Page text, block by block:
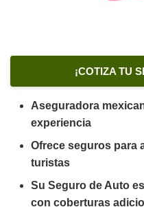
¡COTIZA TU
Aseguradora
experiencia
Ofrece seguros para
turistas
Su Seguro de Auto
con coberturas